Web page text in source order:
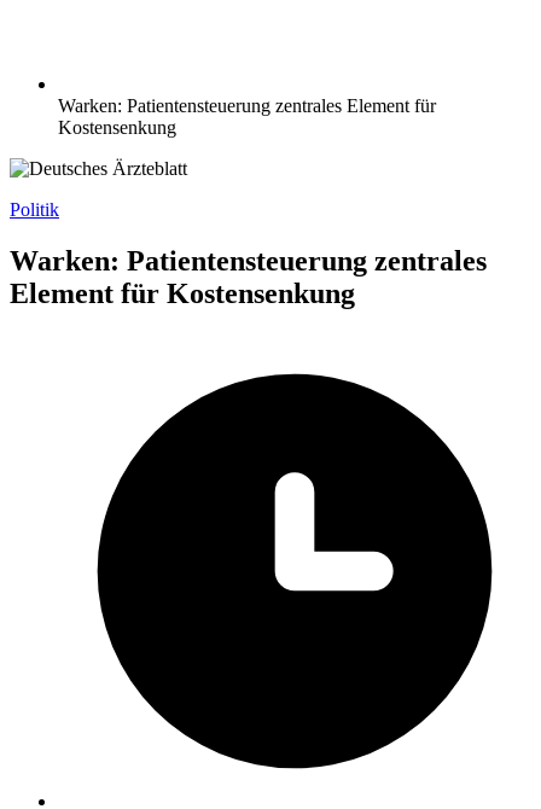
Warken: Patientensteuerung zentrales Element für
Kostensenkung
Politik
Warken: Patientensteuerung zentrales
Element für Kostensenkung